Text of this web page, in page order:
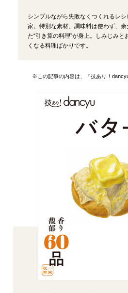
シンプルながら失敗なくつくれるレ
家。特別な素材、調味料は使わず、
た“引き算の料理”が身上。しみじみと
くなる料理ばかりです。
※この記事の内容は、『技あり！